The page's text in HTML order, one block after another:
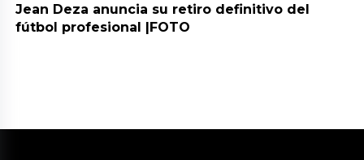
Jean Deza anuncia su retiro definitivo del
fútbol profesional |FOTO